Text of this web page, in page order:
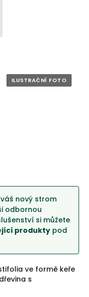
nový strom
odbornou
si můžete
produkty pod
ve formě keře
s